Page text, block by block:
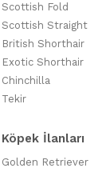
Scottish Fold
Scottish Straight
British Shorthair
Exotic Shorthair
Chinchilla
Tekir
Köpek İlanları
Golden Retriever